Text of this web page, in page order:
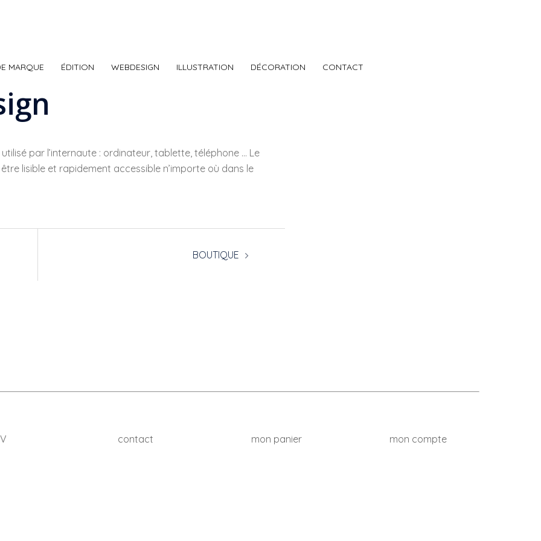
MARQUE ÉDITION WEBDESIGN ILLUSTRATION DÉCORATION CONTACT
par l’internaute : ordinateur, tablette, téléphone … Le
lisible et rapidement accessible n’importe où dans le
BOUTIQUE
contact mon panier mon compte